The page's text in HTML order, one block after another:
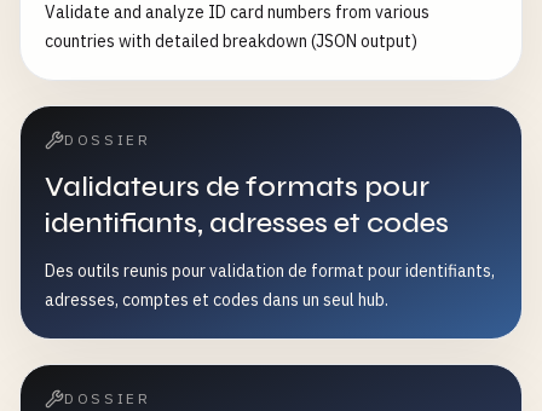
Validate and analyze ID card numbers from various
countries with detailed breakdown (JSON output)
DOSSIER
Validateurs de formats pour
identifiants, adresses et codes
Des outils reunis pour validation de format pour identifiants,
adresses, comptes et codes dans un seul hub.
DOSSIER